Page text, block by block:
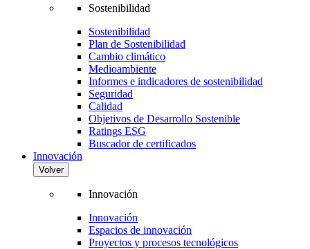
Sostenibilidad
Sostenibilidad
Plan de Sostenibilidad
Cambio climático
Medioambiente
Informes e indicadores de sostenibilidad
Seguridad
Calidad
Objetivos de Desarrollo Sostenible
Ratings ESG
Buscador de certificados
Innovación
Volver
Innovación
Innovación
Espacios de innovación
Proyectos y procesos tecnológicos